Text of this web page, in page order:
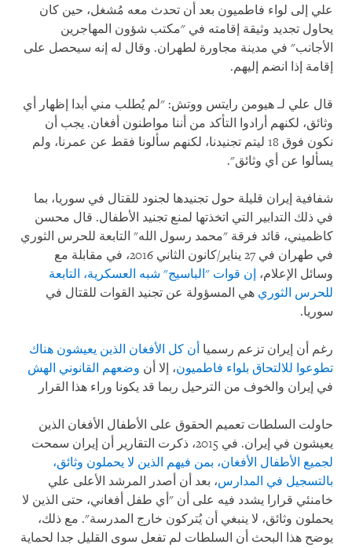
علي إلى لواء فاطميون بعد أن تحدث معه مُشغل، حين كان
يحاول تجديد وثيقة إقامته في "مكتب شؤون المهاجرين
الأجانب" في مدينة مجاورة لطهران. وقال له إنه سيحصل على
إقامة إذا انضم إليهم.
قال علي لـ هيومن رايتس ووتش: "لم يُطلب مني أبدا إظهار أي
وثائق، لكنهم أرادوا التأكد من أننا مواطنون أفغان. يجب أن
نكون فوق 18 ليتم تجنيدنا، لكنهم سألونا فقط عن عمرنا، ولم
يسألوا عن أي وثائق".
شفافية إيران قليلة حول تجنيدها لجنود للقتال في سوريا، بما
في ذلك التدابير التي اتخذتها لمنع تجنيد الأطفال. قال محسن
كاظميني، قائد فرقة "محمد رسول الله" التابعة للحرس الثوري
في طهران في 27 يناير/كانون الثاني 2016، في مقابلة مع
وسائل الإعلام، إن قوات "الباسيج" شبه العسكرية، التابعة
للحرس الثوري هي المسؤولة عن تجنيد القوات للقتال في
سوريا.
رغم أن إيران تزعم رسميا أن كل الأفغان الذين يعيشون هناك
تطوعوا للالتحاق بلواء فاطميون، إلا أن وضعهم القانوني الهش
في إيران والخوف من الترحيل ربما قد يكونا وراء هذا القرار
حاولت السلطات تعميم الحقوق على الأطفال الأفغان الذين
يعيشون في إيران. في 2015، ذكرت التقارير أن إيران سمحت
لجميع الأطفال الأفغان، بمن فيهم الذين لا يحملون وثائق،
بالتسجيل في المدارس، بعد أن أصدر المرشد الأعلى علي
خامنئي قرارا يشدد فيه على أن "أي طفل أفغاني، حتى الذين لا
يحملون وثائق، لا ينبغي أن يُتركون خارج المدرسة". مع ذلك،
يوضح هذا البحث أن السلطات لم تفعل سوى القليل جدا لحماية